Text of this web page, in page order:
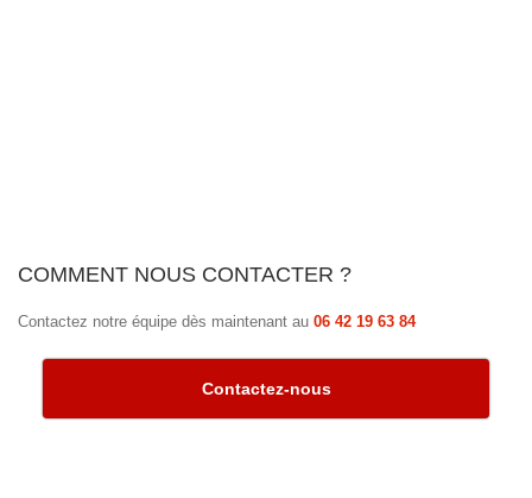
COMMENT NOUS CONTACTER ?
Contactez notre équipe dès maintenant au 06 42 19 63 84
Contactez-nous